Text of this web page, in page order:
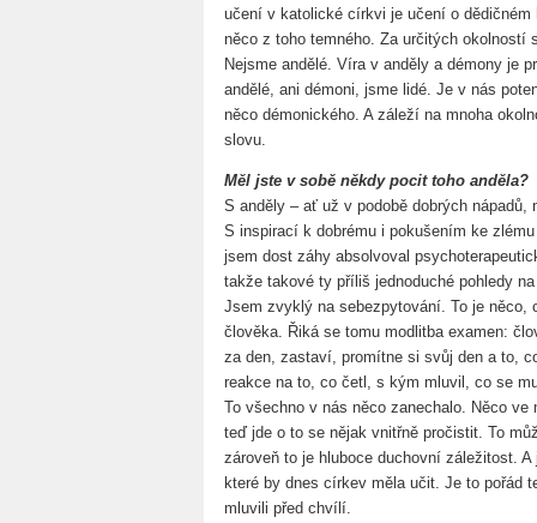
učení v katolické církvi je učení o
něco z toho temného. Za určitých okolností
Nejsme andělé. Víra v anděly a démony je
andělé, ani démoni, jsme lidé. Je v nás
něco démonického. A záleží na mnoha
slovu.
Měl jste v sobě někdy pocit toho anděla?
S anděly – ať už v podobě dobrých
S inspirací k dobrému i pokušením ke
jsem dost záhy absolvoval
takže takové ty příliš jednoduché pohledy
Jsem zvyklý na sebezpytování. To je
člověka. Řiká se tomu modlitba examen:
za den, zastaví, promítne si svůj den a to,
reakce na to, co četl, s kým mluvil, co se
To všechno v nás něco zanechalo. Něco
teď jde o to se nějak vnitřně pročistit. To
zároveň to je hluboce duchovní záležitost.
které by dnes církev měla učit. Je to pořád
mluvili před chvílí.